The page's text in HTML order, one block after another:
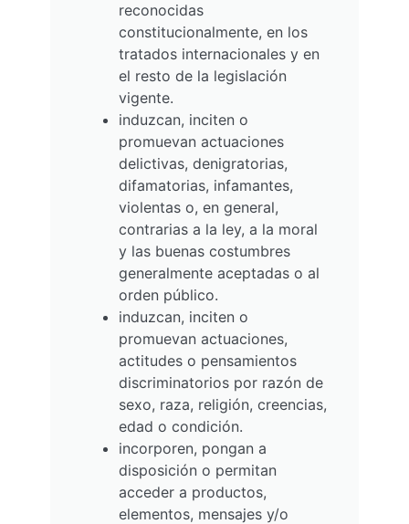
reconocidas
constitucionalmente, en los
tratados internacionales y en
el resto de la legislación
vigente.
induzcan, inciten o
promuevan actuaciones
delictivas, denigratorias,
difamatorias, infamantes,
violentas o, en general,
contrarias a la ley, a la moral
y las buenas costumbres
generalmente aceptadas o al
orden público.
induzcan, inciten o
promuevan actuaciones,
actitudes o pensamientos
discriminatorios por razón de
sexo, raza, religión, creencias,
edad o condición.
incorporen, pongan a
disposición o permitan
acceder a productos,
elementos, mensajes y/o